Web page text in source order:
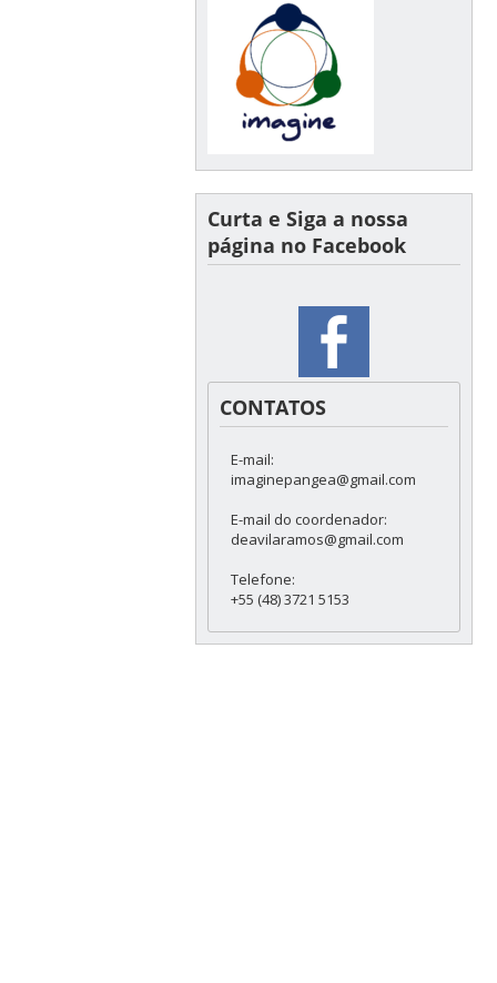
Curta e Siga a nossa
página no Facebook
CONTATOS
E-mail:
imaginepangea@gmail.com
E-mail do coordenador:
deavilaramos@gmail.com
Telefone:
+55 (48) 3721 5153